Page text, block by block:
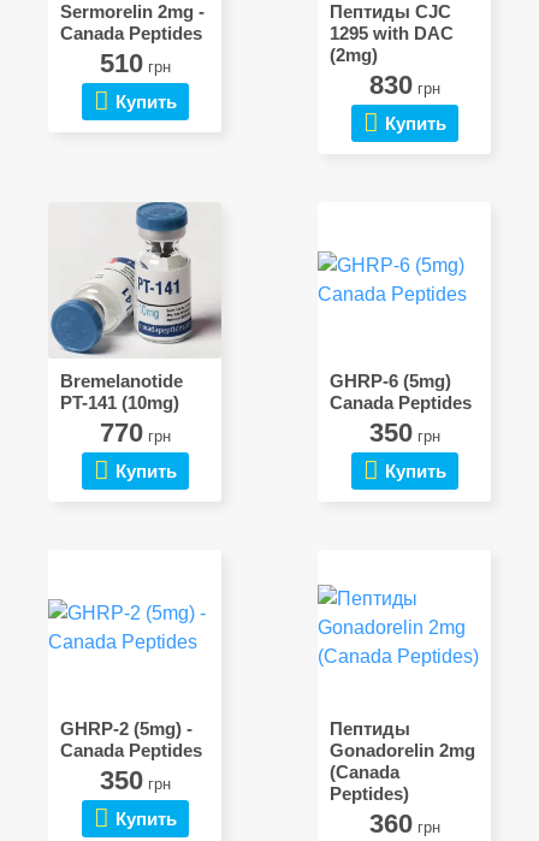
Sermorelin 2mg -
Canada Peptides
510грн
Купить
Пептиды CJC
1295 with DAC
(2mg)
830грн
Купить
Bremelanotide
PT-141 (10mg)
770грн
Купить
GHRP-6 (5mg)
Canada Peptides
350грн
Купить
GHRP-2 (5mg) -
Canada Peptides
350грн
Купить
Пептиды
Gonadorelin 2mg
(Canada
Peptides)
360грн